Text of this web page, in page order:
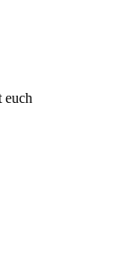
euch